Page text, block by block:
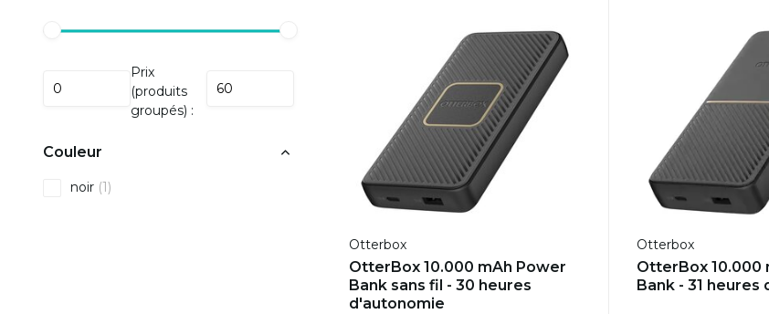
Prix
(produits
groupés) :
Couleur
noir (1)
Otterbox
OtterBox 10.000 mAh Power
Bank sans fil - 30 heures
d'autonomie
Otterbox
OtterBox 10.000
Bank - 31